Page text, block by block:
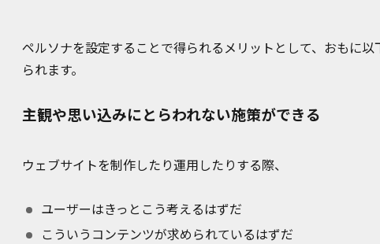
ペルソナを設定することで得られるメリットとして、おもに以
られます。
主観や思い込みにとらわれない施策ができる
ウェブサイトを制作したり運用したりする際、
ユーザーはきっとこう考えるはずだ
こういうコンテンツが求められているはずだ